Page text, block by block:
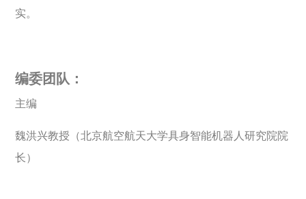
实。
编委团队：
主编
魏洪兴教授（北京航空航天大学具身智能机器人研究院院
长）